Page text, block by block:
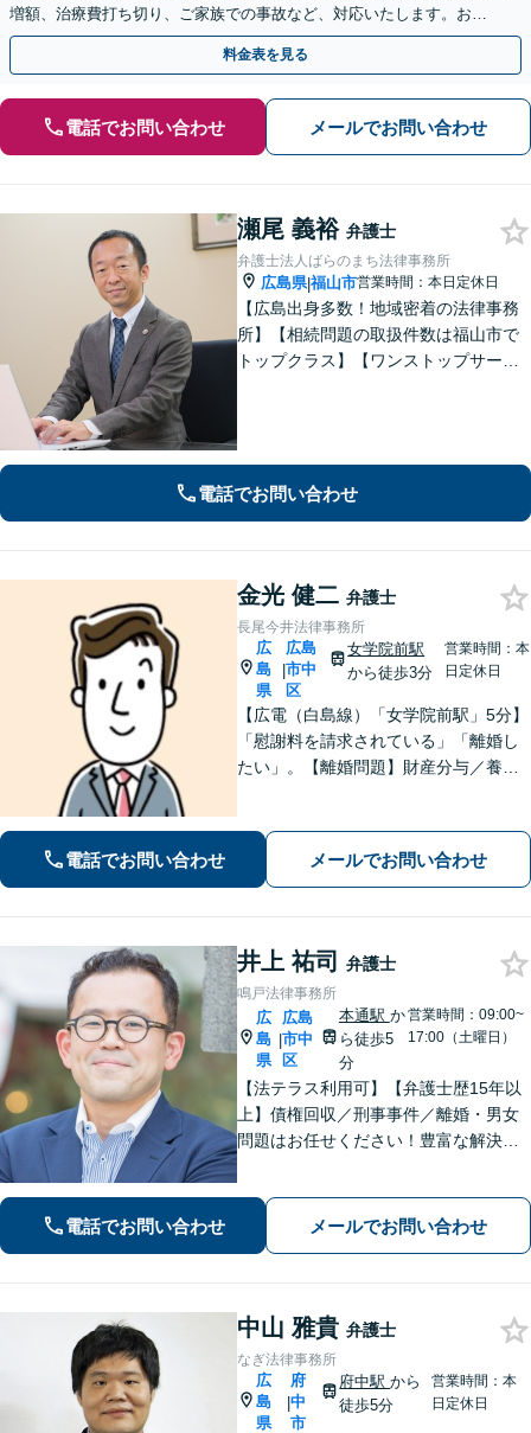
増額、治療費打ち切り、ご家族での事故など、対応いたします。お早
めにご相談ください【初回相談・着手金無料】
料金表を見る
電話でお問い合わせ メールでお問い合わせ
瀬尾 義裕 弁護士
弁護士法人ばらのまち法律事務所
広島県|福山市営業時間：本日定休日
【広島出身多数！地域密着の法律事務
所】【相続問題の取扱件数は福山市で
トップクラス】【ワンストップサービ
遺言・相続、債務整理など、幅広い分
野に対応」
電話でお問い合わせ
金光 健二 弁護士
長尾今井法律事務所
広
島
県
|
広島
市中
区
女学院前駅
から徒歩3分
営業時間：本
日定休日
【広電（白島線）「女学院前駅」5分】
「慰謝料を請求されている」「離婚し
たい」。【離婚問題】財産分与／養育
請求など【相続・遺言】料金は明確に
細かく設定【初回相談無料】
電話でお問い合わせ メールでお問い合わせ
井上 祐司 弁護士
鳴戸法律事務所
広
島
県
|
広島
市中
区
本通駅 か
ら徒歩5
分
営業時間：09:00~
17:00（土曜日）
【法テラス利用可】【弁護士歴15年以
上】債権回収／刑事事件／離婚・男女
問題はお任せください！豊富な解決実
談】【完全個室相談】【休日・夜間対
応可】【本通駅5分】
電話でお問い合わせ メールでお問い合わせ
中山 雅貴 弁護士
なぎ法律事務所
広
島
県
|
府
中
市
府中駅から
徒歩5分
営業時間：本
日定休日